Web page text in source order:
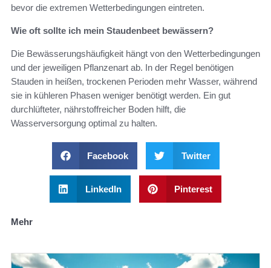
bevor die extremen Wetterbedingungen eintreten.
Wie oft sollte ich mein Staudenbeet bewässern?
Die Bewässerungshäufigkeit hängt von den Wetterbedingungen
und der jeweiligen Pflanzenart ab. In der Regel benötigen
Stauden in heißen, trockenen Perioden mehr Wasser, während
sie in kühleren Phasen weniger benötigt werden. Ein gut
durchlüfteter, nährstoffreicher Boden hilft, die
Wasserversorgung optimal zu halten.
Facebook Twitter
LinkedIn Pinterest
Mehr